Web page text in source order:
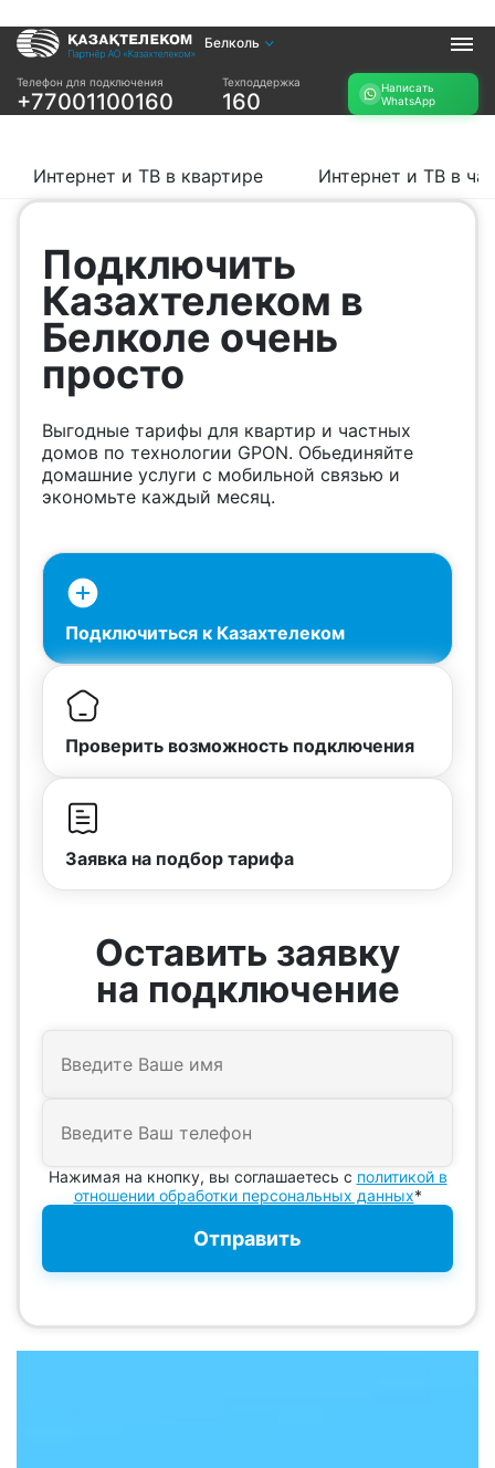
Белколь
Телефон для подключения
+77001100160
Техподдержка
160
Написать
WhatsApp
Услуги
Интернет и ТВ в
частном доме
Интернет в офис
Проверить
возможность
подключения
Проверить
возможность
подключения по
названию ЖК
Новости
Акции
Заявка на
подбор тарифа
Интернет и ТВ в квартире Интернет и ТВ в
Подключить
Казахтелеком в
Белколе очень
просто
Выгодные тарифы для квартир и частных
домов по технологии GPON. Обьединяйте
домашние услуги с мобильной связью и
экономьте каждый месяц.
Подключиться к Казахтелеком
Проверить возможность подключения
Заявка на подбор тарифа
Оставить заявку
на подключение
Нажимая на кнопку, вы соглашаетесь с политикой в
отношении обработки персональных данных*